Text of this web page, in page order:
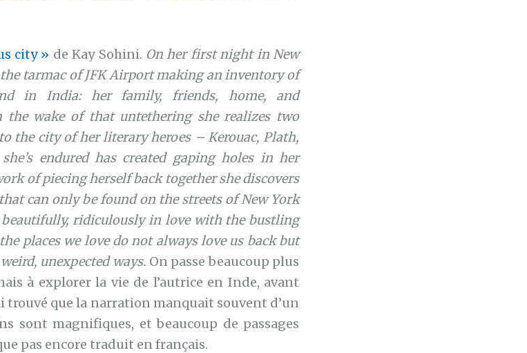
city » de Kay Sohini. On her first night in New
tarmac of JFK Airport making an inventory of
in India: her family, friends, home, and
the wake of that untethering she realizes two
the city of her literary heroes – Kerouac, Plath,
endured has created gaping holes in her
of piecing herself back together she discovers
can only be found on the streets of New York
beautifully, ridiculously in love with the bustling
places we love do not always love us back but
unexpected ways. On passe beaucoup plus
à explorer la vie de l’autrice en Inde, avant
trouvé que la narration manquait souvent d’un
sont magnifiques, et beaucoup de passages
pas encore traduit en français.